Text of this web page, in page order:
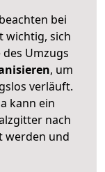
bei
wichtig, sich
Umzugs
, um
verläuft.
kann ein
nach
werden und